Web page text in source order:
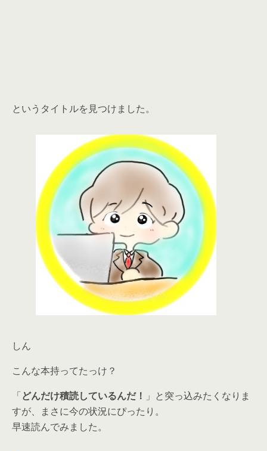
というタイトルを見つけました。
しん
こんな本持ってたっけ？
「どんだけ積読しているんだ！ 」と突っ込みたくなりま
すが、まさに今の状況にぴったり。
早速読んでみました。